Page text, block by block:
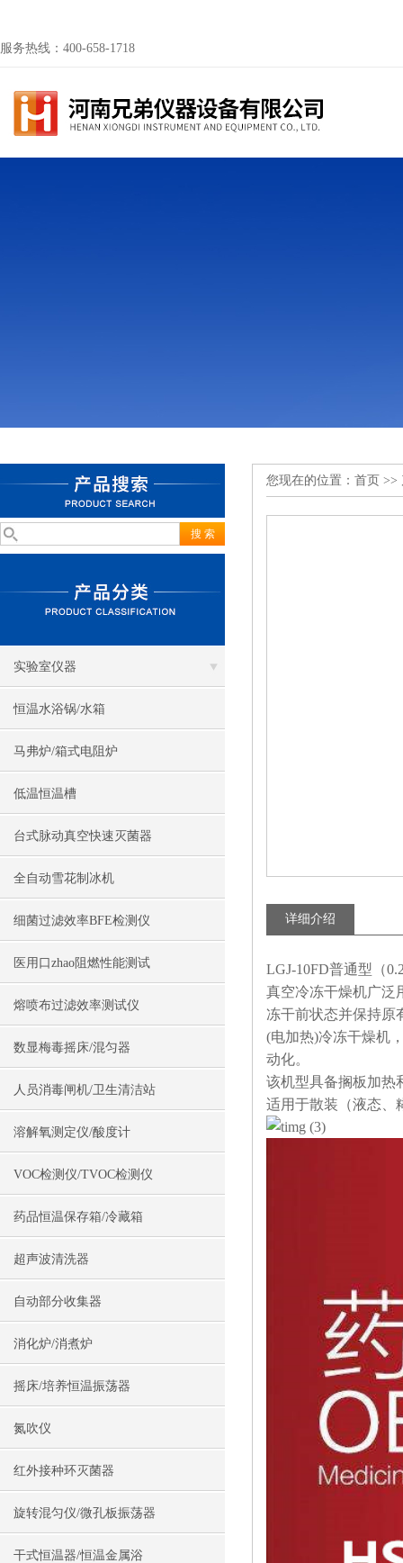
服务热线：400-658-1718
实验室仪器
恒温水浴锅/水箱
马弗炉/箱式电阻炉
低温恒温槽
台式脉动真空快速灭菌器
全自动雪花制冰机
细菌过滤效率BFE检测仪
医用口zhao阻燃性能测试
熔喷布过滤效率测试仪
数显梅毒摇床/混匀器
人员消毒闸机/卫生清洁站
溶解氧测定仪/酸度计
VOC检测仪/TVOC检测仪
药品恒温保存箱/冷藏箱
超声波清洗器
自动部分收集器
消化炉/消煮炉
摇床/培养恒温振荡器
氮吹仪
红外接种环灭菌器
旋转混匀仪/微孔板振荡器
干式恒温器/恒温金属浴
您现在的位置： 首页 >>
详细介绍
LGJ-10FD普通型（
真空冷冻干燥机广泛
冻干前状态并保持原
(电加热)冷冻干燥机
动化。
该机型具备搁板加热
适用于散装（液态、